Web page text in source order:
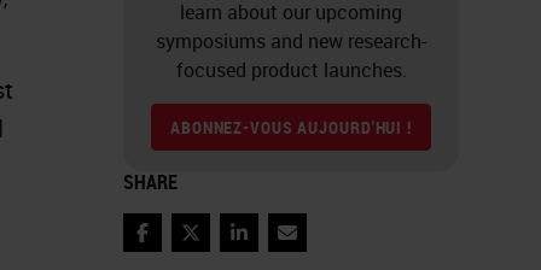
learn about our upcoming
symposiums and new research-
focused product launches.
ABONNEZ-VOUS AUJOURD'HUI !
SHARE
Facebook
TwitterLinkedIn
Email